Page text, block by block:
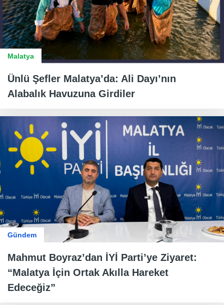
Malatya
Ünlü Şefler Malatya’da: Ali Dayı’nın
Alabalık Havuzuna Girdiler
Gündem
Mahmut Boyraz’dan İYİ Parti’ye Ziyaret:
“Malatya İçin Ortak Akılla Hareket
Edeceğiz”